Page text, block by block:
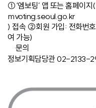
①‘엠보팅’ 앱 또는 홈페이지(
mvoting.seoul.go.kr
) 접속 ②회원 가입: 전화번
여 가능)
문의
정보기획담당관 02-2133-